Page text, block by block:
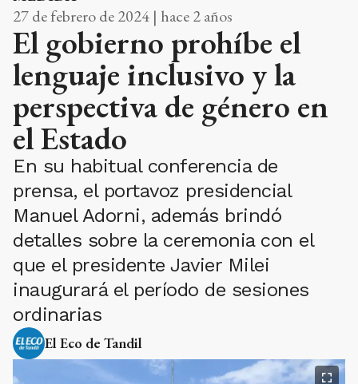
27 de febrero de 2024 | hace 2 años
El gobierno prohíbe el
lenguaje inclusivo y la
perspectiva de género en
el Estado
En su habitual conferencia de
prensa, el portavoz presidencial
Manuel Adorni, además brindó
detalles sobre la ceremonia con el
que el presidente Javier Milei
inaugurará el período de sesiones
ordinarias
El Eco de Tandil